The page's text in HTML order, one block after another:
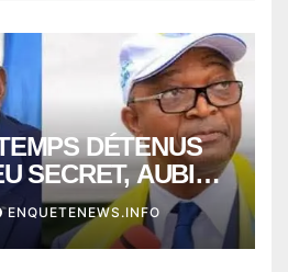
DÉTENUS
SECRET, AUBIN
À
MILITAIRE
ENQUETENEWS.INFO